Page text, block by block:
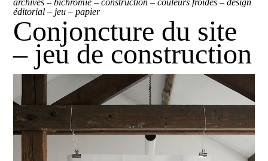
archives –bichromie –construction –couleurs froides –design
éditorial – jeu –papier
Conjoncture du site
– jeu de construction